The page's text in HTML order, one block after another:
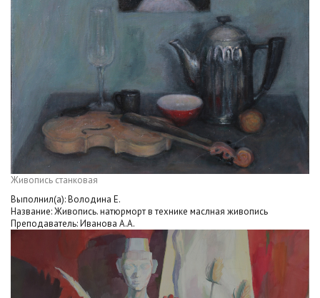
Живопись станковая
Выполнил(а): Володина Е.
Название: Живопись. натюрморт в технике маслная живопись
Преподаватель: Иванова А.А.